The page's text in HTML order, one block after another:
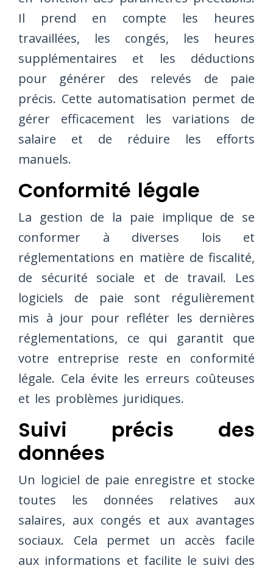
Il prend en compte les heures
travaillées, les congés, les heures
supplémentaires et les déductions
pour générer des relevés de paie
précis. Cette automatisation permet de
gérer efficacement les variations de
salaire et de réduire les efforts
manuels.
Conformité légale
La gestion de la paie implique de se
conformer à diverses lois et
réglementations en matière de fiscalité,
de sécurité sociale et de travail. Les
logiciels de paie sont régulièrement
mis à jour pour refléter les dernières
réglementations, ce qui garantit que
votre entreprise reste en conformité
légale. Cela évite les erreurs coûteuses
et les problèmes juridiques.
Suivi précis des
données
Un logiciel de paie enregistre et stocke
toutes les données relatives aux
salaires, aux congés et aux avantages
sociaux. Cela permet un accès facile
aux informations et facilite le suivi des